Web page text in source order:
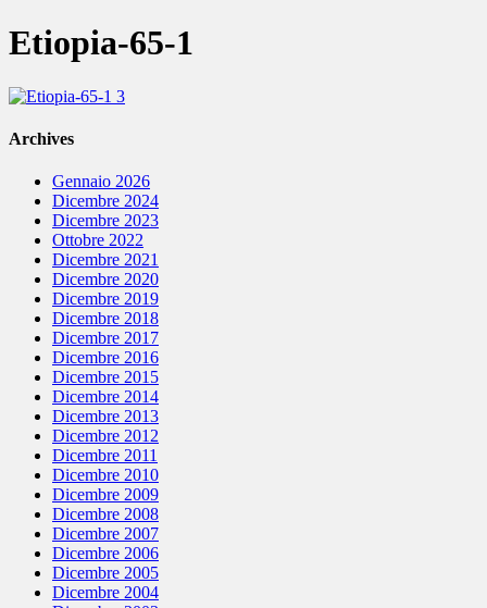
Etiopia-65-1
Archives
Gennaio 2026
Dicembre 2024
Dicembre 2023
Ottobre 2022
Dicembre 2021
Dicembre 2020
Dicembre 2019
Dicembre 2018
Dicembre 2017
Dicembre 2016
Dicembre 2015
Dicembre 2014
Dicembre 2013
Dicembre 2012
Dicembre 2011
Dicembre 2010
Dicembre 2009
Dicembre 2008
Dicembre 2007
Dicembre 2006
Dicembre 2005
Dicembre 2004